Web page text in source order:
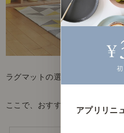
ラグマットの選び方、いかがで
ここで、おすすめのサイズをお
アプリリニ